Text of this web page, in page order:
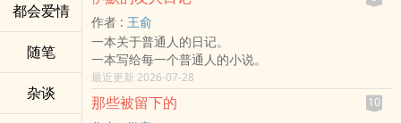
都会爱情
随笔
杂谈
【章节附录】：（点选标题即可跳转）
（ 楔子 ）
（ 第一章 ）
（ 第二章 ）
（ 第三章 ）
（ 第四章 ）
的自己。
是真实本心。
许知昀活在高压管束的框架里，温顺妥协，习惯隐藏自
我；
砚辞以儒雅假面周旋人情，孤身栖于文物修复室，心性
沉静孤凉。
一场长辈牵线的相亲，一枚残缺古坠牵起缘分。
两个被困在世俗期待里的人，
作者 : 王俞
一本关于普通人的日记。
一本写给每一个普通人的小说。
最近更新 2026-07-28
那些被留下的 10